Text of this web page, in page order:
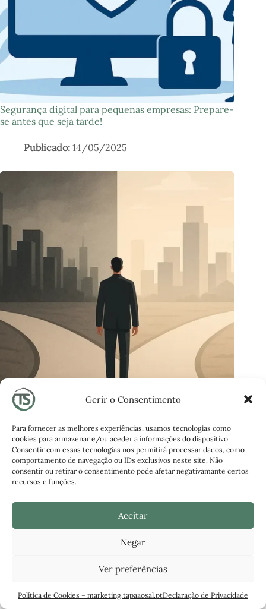
Gerir o Consentimento
Para fornecer as melhores experiências, usamos tecnologias como
cookies para armazenar e/ou aceder a informações do dispositivo.
Consentir com essas tecnologias nos permitirá processar dados, como
comportamento de navegação ou IDs exclusivos neste site. Não
consentir ou retirar o consentimento pode afetar negativamante certos
recursos e funções.
Aceitar
Negar
Ver preferências
Política de Cookies – marketing.tapaaosal.ptDeclaração de Privacidade
Segurança digital para pequenas empresas: Prepare-
se antes que seja tarde!
14/05/2025
Entre a pressa e os princípios: competitividade e
ética profissional nas empresas de hoje
12/05/2025
Criamos websites em WordPress, lojas online e
estruturas digitais seguras, com acompanhamento
crescer com base sólida.